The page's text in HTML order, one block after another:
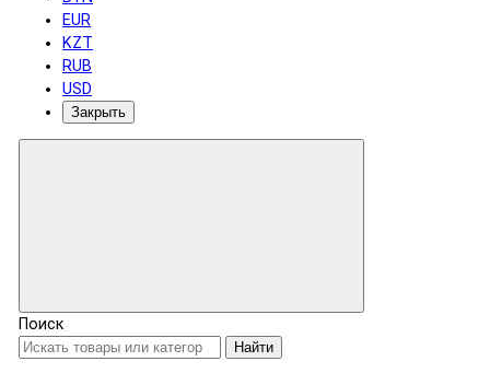
EUR
KZT
RUB
USD
Закрыть
Поиск
Найти